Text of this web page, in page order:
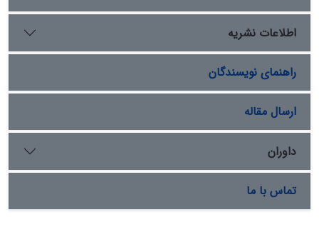
سانتی‏متری، نسبت به روش رگرسیون خطی چندگانه، افزایش
داده است. پس از این مدل، الگوریتم ژنتیک و شبکه‌های
عصبی مصنوعی، نسبت به معادلات رگرسیونی، کارآیی بهتری
داشت.
اطلاعات نشریه
راهنمای نویسندگان
ارسال مقاله
داوران
تماس با ما